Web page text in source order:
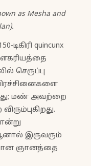
as Mesha and
quincunx
செருப்பு
மண் அவற்றை
இருவரும்
ஞானத்தை